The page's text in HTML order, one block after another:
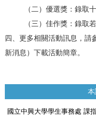
（二）優選獎：錄取十
（三）佳作獎：錄取若
四、更多相關活動訊息，請
新消息）下載活動簡章。
本
國立中興大學學生事務處 課